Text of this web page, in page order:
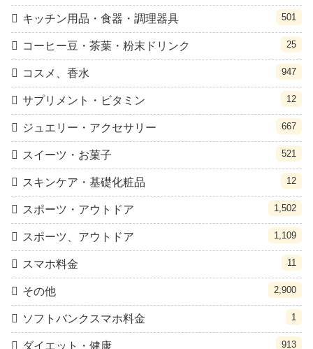
キッチン用品・食器・調理器具 501
コーヒー豆・茶葉・粉末ドリンク 25
コスメ、香水 947
サプリメント・ビタミン 12
ジュエリー・アクセサリー 667
スイーツ・お菓子 521
スキンケア・基礎化粧品 12
スポーツ・アウトドア 1,502
スポーツ、アウトドア 1,109
スマホ料金 11
その他 2,900
ソフトバンクスマホ料金 1
ダイエット・健康 913